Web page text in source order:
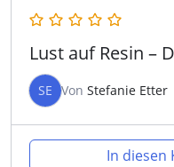
Lust auf Resin –
SE Von Stefanie Etter
In diesen